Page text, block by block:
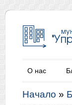
О нас
Начало »